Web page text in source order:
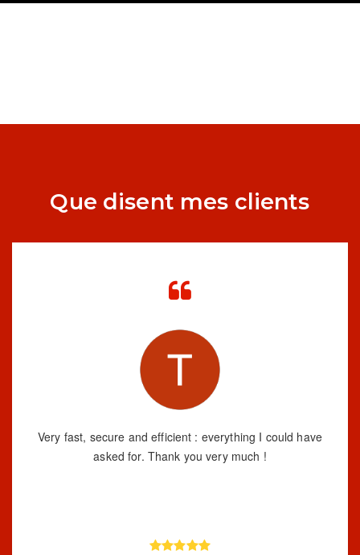
Que disent mes clients
Very fast, secure and efficient : everything I could have
asked for. Thank you very much !